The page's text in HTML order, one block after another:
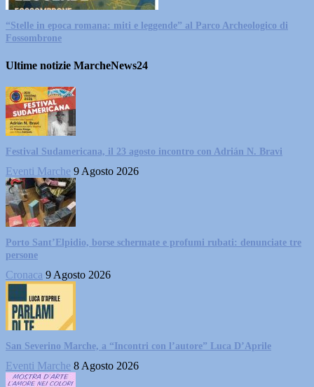
“Stelle in epoca romana: miti e leggende” al Parco Archeologico di
Fossombrone
Ultime notizie MarcheNews24
Festival Sudamericana, il 23 agosto incontro con Adrián N. Bravi
Eventi Marche 9 Agosto 2026
Porto Sant’Elpidio, borse schermate e profumi rubati: denunciate tre
persone
Cronaca 9 Agosto 2026
San Severino Marche, a “Incontri con l’autore” Luca D’Aprile
Eventi Marche 8 Agosto 2026